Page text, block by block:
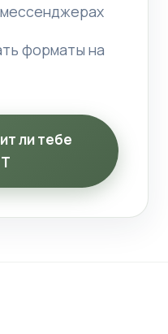
форматы на
ли тебе